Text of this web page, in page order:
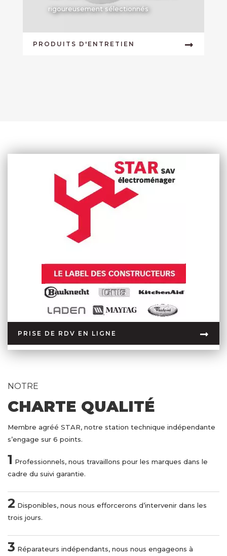
rigoureusement sélectionnés
PRODUITS D'ENTRETIEN
PRISE DE RDV EN LIGNE
NOTRE
CHARTE QUALITÉ
Membre agréé STAR, notre station technique indépendante
s’engage sur 6 points.
1 Professionnels, nous travaillons pour les marques dans le
cadre du suivi garantie.
2 Disponibles, nous nous efforcerons d’intervenir dans les
trois jours.
3 Réparateurs indépendants, nous nous engageons à